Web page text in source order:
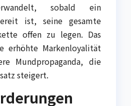
sobald ein
ist, seine gesamte
offen zu legen. Das
erhöhte Markenloyalität
Mundpropaganda, die
steigert.